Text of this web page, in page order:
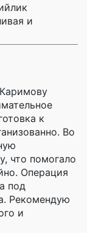
и
к
Во
что помогало
Операция
под
Рекомендую
и